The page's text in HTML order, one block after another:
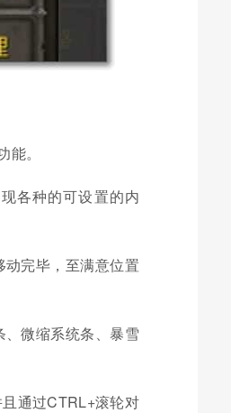
。
各种的可设置的内
完毕，至满意位置
微缩系统条、暴雪
通过CTRL+滚轮对